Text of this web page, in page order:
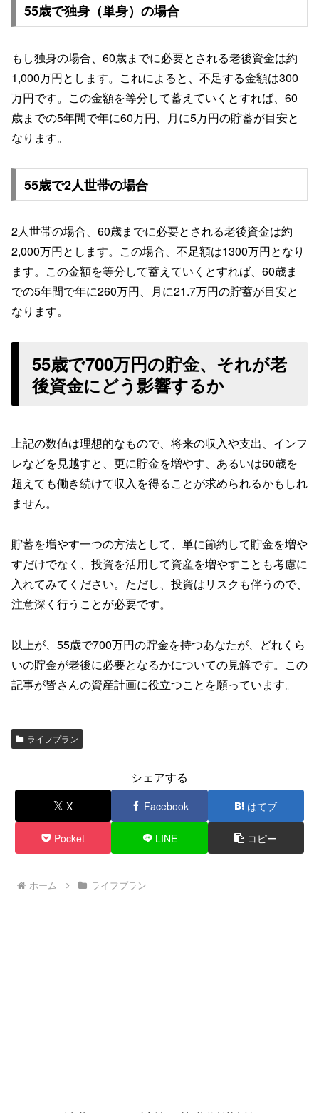
55歳で独身（単身）の場合
もし独身の場合、60歳までに必要とされる老後資金は約
1,000万円とします。これによると、不足する金額は300
万円です。この金額を等分して蓄えていくとすれば、60
歳までの5年間で年に60万円、月に5万円の貯蓄が目安と
なります。
55歳で2人世帯の場合
2人世帯の場合、60歳までに必要とされる老後資金は約
2,000万円とします。この場合、不足額は1300万円となり
ます。この金額を等分して蓄えていくとすれば、60歳ま
での5年間で年に260万円、月に21.7万円の貯蓄が目安と
なります。
55歳で700万円の貯金、それが老
後資金にどう影響するか
上記の数値は理想的なもので、将来の収入や支出、インフ
レなどを見越すと、更に貯金を増やす、あるいは60歳を
超えても働き続けて収入を得ることが求められるかもしれ
ません。
貯蓄を増やす一つの方法として、単に節約して貯金を増や
すだけでなく、投資を活用して資産を増やすことも考慮に
入れてみてください。ただし、投資はリスクも伴うので、
注意深く行うことが必要です。
以上が、55歳で700万円の貯金を持つあなたが、どれくら
いの貯金が老後に必要となるかについての見解です。この
記事が皆さんの資産計画に役立つことを願っています。
ライフプラン
シェアする
X Facebook はてブ
Pocket LINE コピー
ホーム ライフプラン